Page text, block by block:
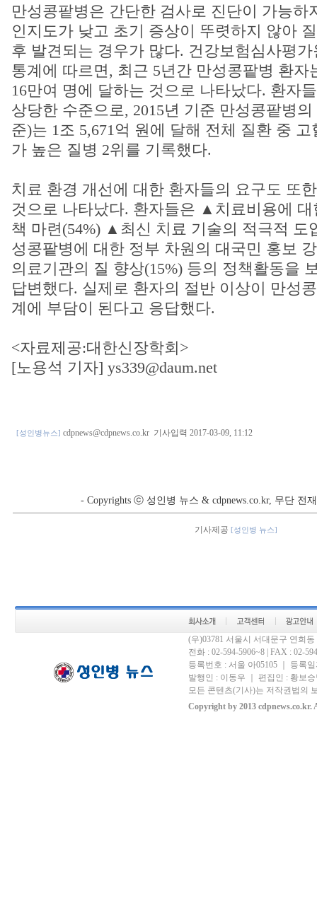
만성콩팥병은 간단한 검사로 진단이 가능하
인지도가 낮고 초기 증상이 뚜렷하지 않아
후 발견되는 경우가 많다. 건강보험심사평가
통계에 따르면, 최근 5년간 만성콩팥병 환자
16만여 명에 달하는 것으로 나타났다. 환자
상당한 수준으로, 2015년 기준 만성콩팥병
준)는 1조 5,671억 원에 달해 전체 질환 중
가 높은 질병 2위를 기록했다.
치료 환경 개선에 대한 환자들의 요구도 또
것으로 나타났다. 환자들은 ▲치료비용에
책 마련(54%) ▲최신 치료 기술의 적극적 도
성콩팥병에 대한 정부 차원의 대국민 홍보
의료기관의 질 향상(15%) 등의 정책활동을
답변했다. 실제로 환자의 절반 이상이 만성
계에 부담이 된다고 응답했다.
<자료제공:대한신장학회>
[노용석 기자] ys339@daum.net
[성인병뉴스] cdpnews@cdpnews.co.kr기사입력 2017-03-09, 11:12
- Copyrights ⓒ 성인병 뉴스 & cdpnews.co.kr, 무단 전
기사제공 [성인병 뉴스]
(우)03781 서울시 서대문구 연희
전화 : 02-594-5906~8 | FAX : 02-
등록번호 : 서울 아05105 ｜ 등록
발행인 : 이동우 ｜ 편집인 : 황보
모든 콘텐츠(기사)는 저작권법의
Copyright by 2013 cdpnews.co.kr.